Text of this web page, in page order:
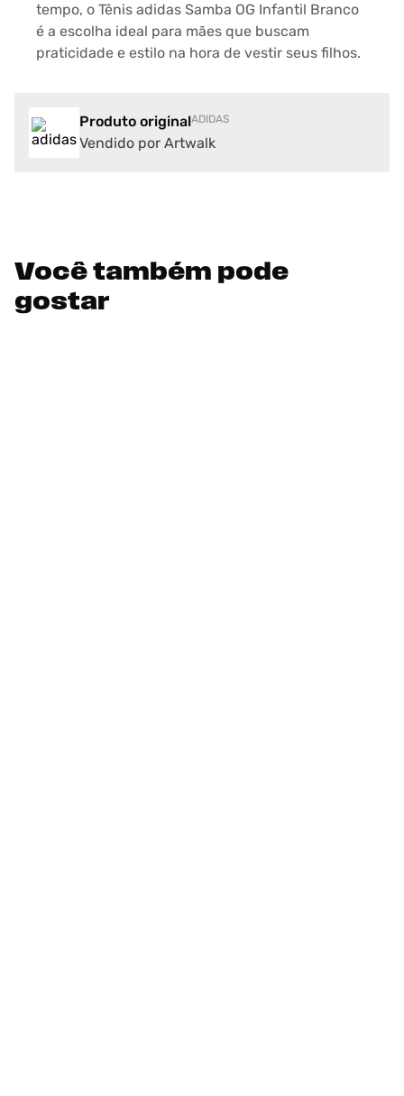
tempo, o Tênis adidas Samba OG Infantil Branco
é a escolha ideal para mães que buscam
praticidade e estilo na hora de vestir seus filhos.
Produto originalADIDAS
Vendido por Artwalk
Você também pode
gostar